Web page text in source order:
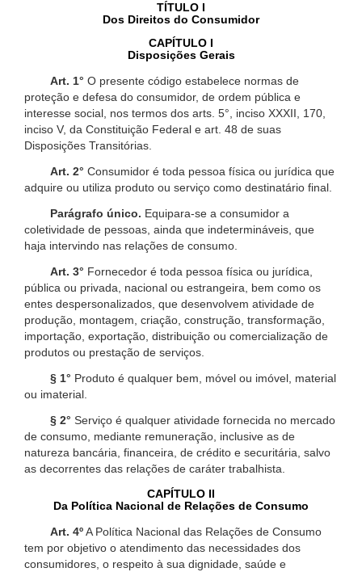
TÍTULO I
Dos Direitos do Consumidor
CAPÍTULO I
Disposições Gerais
Art. 1° O presente código estabelece normas de
proteção e defesa do consumidor, de ordem pública e
interesse social, nos termos dos arts. 5°, inciso XXXII, 170,
inciso V, da Constituição Federal e art. 48 de suas
Disposições Transitórias.
Art. 2° Consumidor é toda pessoa física ou jurídica que
adquire ou utiliza produto ou serviço como destinatário final.
Parágrafo único. Equipara-se a consumidor a
coletividade de pessoas, ainda que indetermináveis, que
haja intervindo nas relações de consumo.
Art. 3° Fornecedor é toda pessoa física ou jurídica,
pública ou privada, nacional ou estrangeira, bem como os
entes despersonalizados, que desenvolvem atividade de
produção, montagem, criação, construção, transformação,
importação, exportação, distribuição ou comercialização de
produtos ou prestação de serviços.
§ 1° Produto é qualquer bem, móvel ou imóvel, material
ou imaterial.
§ 2° Serviço é qualquer atividade fornecida no mercado
de consumo, mediante remuneração, inclusive as de
natureza bancária, financeira, de crédito e securitária, salvo
as decorrentes das relações de caráter trabalhista.
CAPÍTULO II
Da Política Nacional de Relações de Consumo
Art. 4ºA Política Nacional das Relações de Consumo
tem por objetivo o atendimento das necessidades dos
consumidores, o respeito à sua dignidade, saúde e